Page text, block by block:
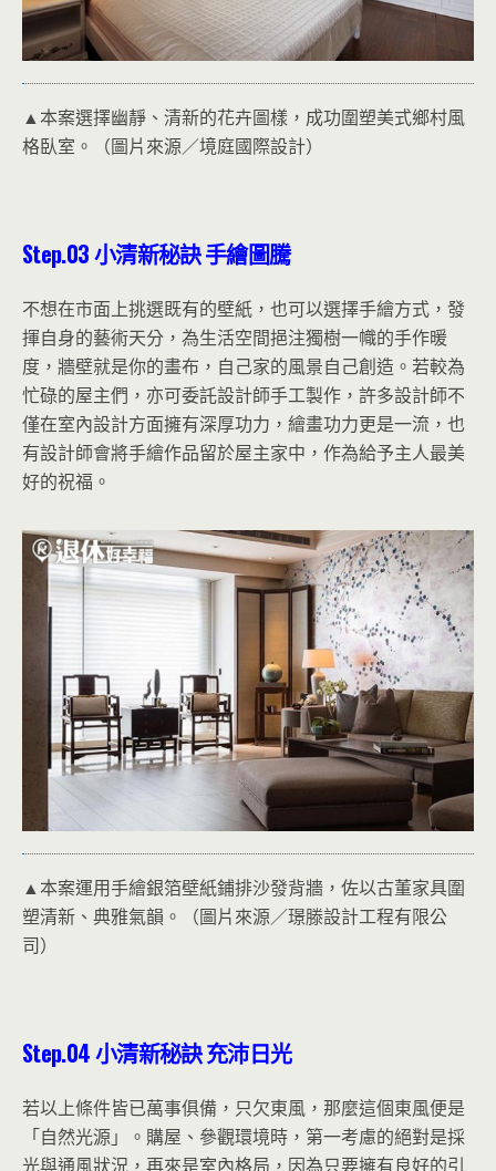
▲本案選擇幽靜、清新的花卉圖樣，成功圍塑美式鄉村風
格臥室。（圖片來源／境庭國際設計）
Step.03小清新秘訣手繪圖騰
不想在市面上挑選既有的壁紙，也可以選擇手繪方式，發
揮自身的藝術天分，為生活空間挹注獨樹一幟的手作暖
度，牆壁就是你的畫布，自己家的風景自己創造。若較為
忙碌的屋主們，亦可委託設計師手工製作，許多設計師不
僅在室內設計方面擁有深厚功力，繪畫功力更是一流，也
有設計師會將手繪作品留於屋主家中，作為給予主人最美
好的祝福。
▲本案運用手繪銀箔壁紙鋪排沙發背牆，佐以古董家具圍
塑清新、典雅氣韻。（圖片來源／璟滕設計工程有限公
司）
Step.04小清新秘訣充沛日光
若以上條件皆已萬事俱備，只欠東風，那麼這個東風便是
「自然光源」。購屋、參觀環境時，第一考慮的絕對是採
光與通風狀況，再來是室內格局，因為只要擁有良好的引